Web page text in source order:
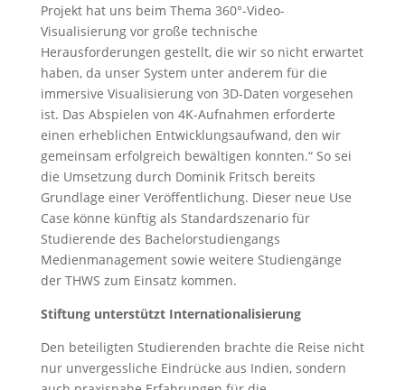
Projekt hat uns beim Thema 360°-Video-
Visualisierung vor große technische
Herausforderungen gestellt, die wir so nicht erwartet
haben, da unser System unter anderem für die
immersive Visualisierung von 3D-Daten vorgesehen
ist. Das Abspielen von 4K-Aufnahmen erforderte
einen erheblichen Entwicklungsaufwand, den wir
gemeinsam erfolgreich bewältigen konnten.“ So sei
die Umsetzung durch Dominik Fritsch bereits
Grundlage einer Veröffentlichung. Dieser neue Use
Case könne künftig als Standardszenario für
Studierende des Bachelorstudiengangs
Medienmanagement sowie weitere Studiengänge
der THWS zum Einsatz kommen.
Stiftung unterstützt Internationalisierung
Den beteiligten Studierenden brachte die Reise nicht
nur unvergessliche Eindrücke aus Indien, sondern